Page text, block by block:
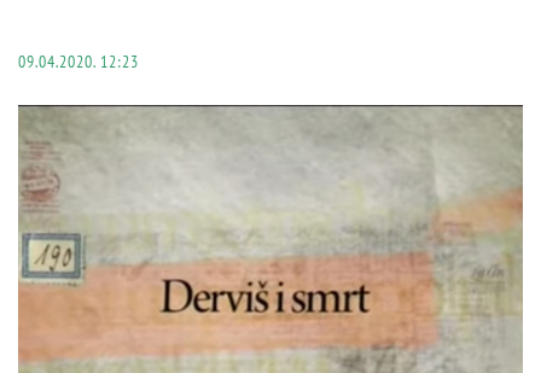
09.04.2020. 12:23